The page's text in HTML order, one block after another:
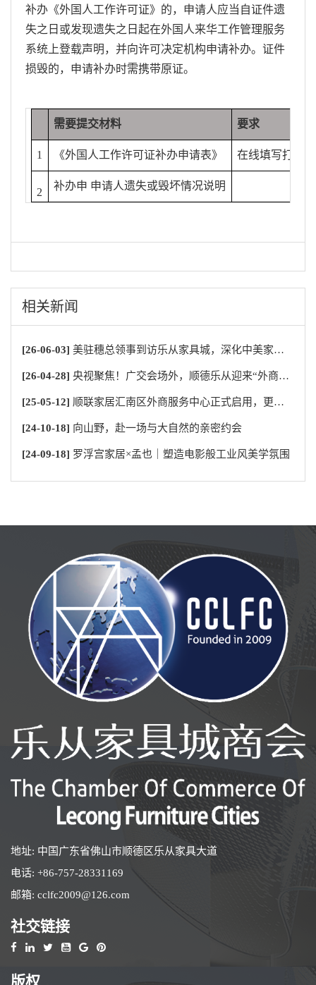
补办《外国人工作许可证》的，申请人应当自证件遗
失之日或发现遗失之日起在外国人来华工作管理服务
系统上登载声明，并向许可决定机构申请补办。证件
损毁的，申请补办时需携带原证。
需要提交材料 要求
1 《外国人工作许可证补办申请表》 在线填写打印
2
补办申 申请人遗失或毁坏情况说明
相关新闻
[26-06-03] 美驻穗总领事到访乐从家具城，深化中美家居产业交流合作
[26-04-28] 央视聚焦！广交会场外，顺德乐从迎来“外商潮”，全球客商扎堆选家具！
[25-05-12] 顺联家居汇南区外商服务中心正式启用，更全面、更国际化的服务新起点
[24-10-18] 向山野，赴一场与大自然的亲密约会
[24-09-18] 罗浮宫家居×孟也｜塑造电影般工业风美学氛围
地址: 中国广东省佛山市顺德区乐从家具大道
电话: +86-757-28331169
邮箱: cclfc2009@126.com
社交链接
版权